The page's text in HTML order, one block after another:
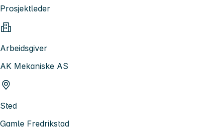
Prosjektleder
Arbeidsgiver
AK Mekaniske AS
Sted
Gamle Fredrikstad